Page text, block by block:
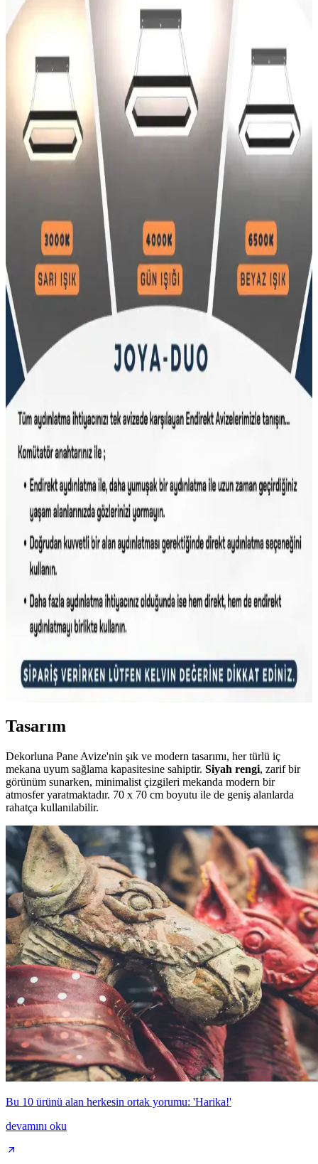
Modern LED Avize Dekorasyon Çözümleri ile İç
Mekanlara Şıklık Katın
Modern LED avize çözümleri, estetik ve fonksiyonelliği bir araya
getirerek iç mekanlara şıklık kazandırır. Enerji tasarrufu ve çeşitli
tasarım seçenekleriyle yaşam alanlarınızı yenileyin.
Artı Aydınlatma Papatya LED Avize ile TT306-
TPL-SR LED Avize Özellikleri Karşılaştırması
Bu karşılaştırma, Artı Aydınlatma Papatya LED Avize ile TT
Aydınlatma TT306-TPL-SR LED Avize modellerinin malzeme,
boyut, ışık yönü, renk modu ve güç gibi kriterler üzerinden
performans farklarını özetler; montaj ve kullanım önerileri içerir.
Burenze ve Legacy Rings Modern LED Avize
Karşılaştırması ve Özellikleri
İki farklı modern LED avizeyi karşılaştırıyoruz. Burenze tekli sarkıt
ve Legacy Rings modellerinin malzeme, boyut, güç ve kullanıcı
memnuniyetleri detaylı analiz edilerek, kullanım alanlarına uygunluk
ve dayanıklılık değerlendirilmiştir.
Modern Mekanlar İçin Şık Tekli LED Avize
Aydınlatma Çözümleri ve Özellikleri
Modern iç mekanlarda şıklık ve enerji tasarrufu sağlayan tekli LED
avize modellerinin özellikleri, kullanım alanları ve seçim kriterleri
hakkında detaylı bilgi.
Artı Ay<dı>nlatma Papatya Plafonyer Ledli Avize:
LED teknolojisiyle yaşam alanlarınıza şıklık katarken,
fonksiyonelliğiyle de öne çıkar.
Luxor 60 cm Kumandalı Modern LED Aydınlatma
Tavsiye ve Özellikleri
Luxor 60 cm kumandalı LED avize, çok renkli ışık seçenekleri ve
şık tasarımıyla geniş alanlara uygun, enerji tasarruflu ve kullanışlı bir
Hegza Lighting ile Modern ve Şık İç ve Dış Mekân
Aydınlatma Çözümleri
Hegza Lighting, modern LED avize ve aydınlatma ürünleriyle iç ve
dış mekânlara şıklık katarken fonksiyonelliği de ön plana çıkarıyor.
Uzun ömürlü ve estetik çözümler sunar.
Tasarım
Dekorluna Pane Avize'nin şık ve modern tasarımı, her türlü iç
mekana uyum sağlama kapasitesine sahiptir. Siyah rengi, zarif bir
görünüm sunarken, minimalist çizgileri mekanda modern bir
atmosfer yaratmaktadır. 70 x 70 cm boyutu ile de geniş alanlarda
rahatça kullanılabilir.
Bu 10 ürünü alan herkesin ortak yorumu: 'Harika!'
devamını oku